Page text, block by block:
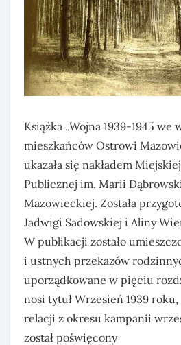
Książka „Wojna 1939-1945 we
mieszkańców Ostrowi
ukazała się nakładem
Publicznej im. Marii
Mazowieckiej. Została
Jadwigi Sadowskiej i Aliny
W publikacji zostało
i ustnych przekazów
uporządkowane w pięciu
nosi tytuł Wrzesień 1939 roku,
relacji z okresu kampanii
został poświęcony